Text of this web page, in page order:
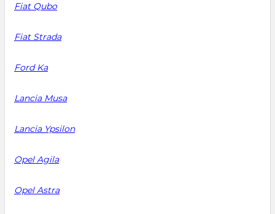
Fiat Qubo
Fiat Strada
Ford Ka
Lancia Musa
Lancia Ypsilon
Opel Agila
Opel Astra